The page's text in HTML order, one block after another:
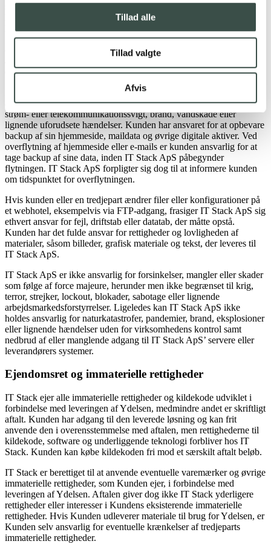
Tillad alle
Tillad valgte
Afvis
skriftligt aftalt. Weekenddage medregnes ikke i denne periode.
Kunden skal præcisere manglen og kan komme med forslag til
løsning. Hvis IT Stack ApS ikke kan afhjælpe en mangel inden for
14 dage, kan kunden opnå et prisnedslag. Dette beløb kan dog ikke
overstige det oprindeligt fakturerede beløb. IT Stack ApS er ikke
ansvarlig for skader eller fejl, som kunden selv påfører produktet
efter leveringen.
IT Stack ApS er ikke ansvarlig for tab af data efter opgavens
afslutning, herunder i tilfælde af servernedbrud, hackerangreb,
strøm- eller telekommunikationssvigt, brand, vandskade eller
lignende uforudsete hændelser. Kunden har ansvaret for at opbevare
backup af sin hjemmeside, maildata og øvrige digitale aktiver. Ved
overflytning af hjemmeside eller e-mails er kunden ansvarlig for at
tage backup af sine data, inden IT Stack ApS påbegynder
flytningen. IT Stack ApS forpligter sig dog til at informere kunden
om tidspunktet for overflytningen.
Hvis kunden eller en tredjepart ændrer filer eller konfigurationer på
et webhotel, eksempelvis via FTP-adgang, frasiger IT Stack ApS sig
ethvert ansvar for fejl, driftstab eller datatab, der måtte opstå.
Kunden har det fulde ansvar for rettigheder og lovligheden af
materialer, såsom billeder, grafisk materiale og tekst, der leveres til
IT Stack ApS.
IT Stack ApS er ikke ansvarlig for forsinkelser, mangler eller skader
som følge af force majeure, herunder men ikke begrænset til krig,
terror, strejker, lockout, blokader, sabotage eller lignende
arbejdsmarkedsforstyrrelser. Ligeledes kan IT Stack ApS ikke
holdes ansvarlig for naturkatastrofer, pandemier, brand, eksplosioner
eller lignende hændelser uden for virksomhedens kontrol samt
nedbrud af eller manglende adgang til IT Stack ApS’ servere eller
leverandørers systemer.
Ejendomsret og immaterielle rettigheder
IT Stack ejer alle immaterielle rettigheder og kildekode udviklet i
forbindelse med leveringen af Ydelsen, medmindre andet er skriftligt
aftalt. Kunden har adgang til den leverede løsning og kan frit
anvende den i overensstemmelse med aftalen, men rettighederne til
kildekode, software og underliggende teknologi forbliver hos IT
Stack. Kunden kan købe kildekoden fri mod et særskilt aftalt beløb.
IT Stack er berettiget til at anvende eventuelle varemærker og øvrige
immaterielle rettigheder, som Kunden ejer, i forbindelse med
leveringen af Ydelsen. Aftalen giver dog ikke IT Stack yderligere
rettigheder eller interesser i Kundens eksisterende immaterielle
rettigheder. Hvis Kunden udleverer materiale til brug for Ydelsen, er
Kunden selv ansvarlig for eventuelle krænkelser af tredjeparts
immaterielle rettigheder.